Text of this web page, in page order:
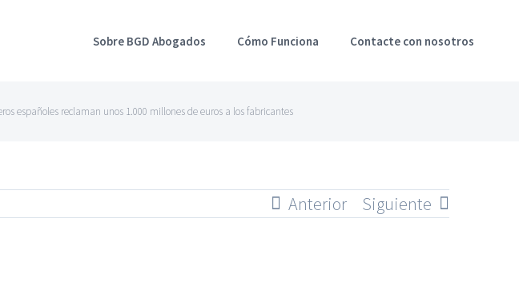
Sobre BGD Abogados Cómo Funciona Contacte con nosotros
españoles reclaman unos 1.000 millones de euros a los fabricantes
Anterior Siguiente